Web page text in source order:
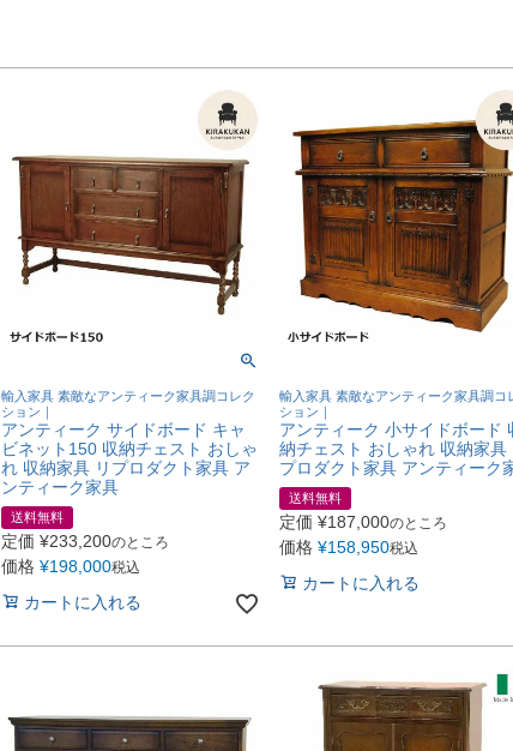
輸入家具 素敵なアンティーク家具調コレク
ション｜
アンティーク サイドボード キャ
ビネット150 収納チェスト おしゃ
れ 収納家具 リプロダクト家具 ア
ンティーク家具
送料無料
定価 ¥233,200のところ
価格 ¥198,000税込
カートに入れる
輸入家具 素敵なアンティーク家具調コ
ション｜
アンティーク 小サイドボード
納チェスト おしゃれ 収納家具
プロダクト家具 アンティーク
送料無料
定価 ¥187,000のところ
価格 ¥158,950税込
カートに入れる